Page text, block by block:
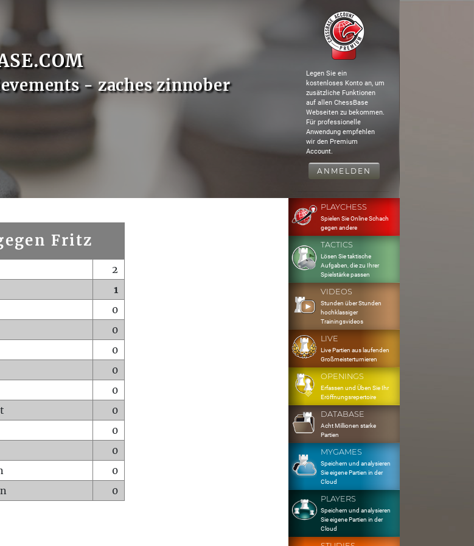
- zaches zinnober
Legen Sie ein
kostenloses Konto an, um
zusätzliche Funktionen
auf allen ChessBase
Webseiten zu bekommen.
Für professionelle
Anwendung empfehlen
wir den Premium
Account.
ANMELDEN
Fritz
2
1
0
0
0
0
0
0
0
0
0
0
PLAYCHESS
Spielen Sie Online Schach
gegen andere
TACTICS
Lösen Sie taktische
Aufgaben, die zu Ihrer
Spielstärke passen
VIDEOS
Stunden über Stunden
hochklassiger
Trainingsvideos
LIVE
Live Partien aus laufenden
Großmeisterturnieren
OPENINGS
Erfassen und Üben Sie Ihr
Eröffnungsrepertoire
DATABASE
Acht Millionen starke
Partien
MYGAMES
Speichern und analysieren
Sie eigene Partien in der
Cloud
PLAYERS
Speichern und analysieren
Sie eigene Partien in der
Cloud